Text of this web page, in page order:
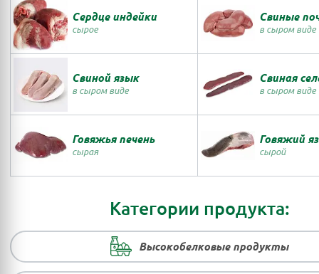
Сердце индейки
сырое
Свиные
в сыром виде
Свиной язык
в сыром виде
Свиная
в сыром виде
Говяжья печень
сырая
Говяжий
сырой
Категории продукта:
Высокобелковые продукты